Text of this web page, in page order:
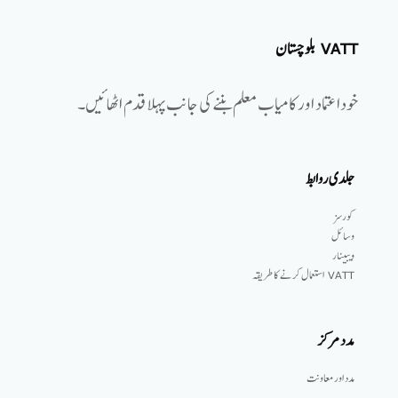
VATT بلوچستان
خوداعتماد اور کامیاب معلم بننے کی جانب پہلا قدم اٹھائیں۔
جلدی روابط
کورسز
وسائل
ویبینار
VATT استعمال کرنے کا طریقہ
مدد مرکز
مدد اور معاونت